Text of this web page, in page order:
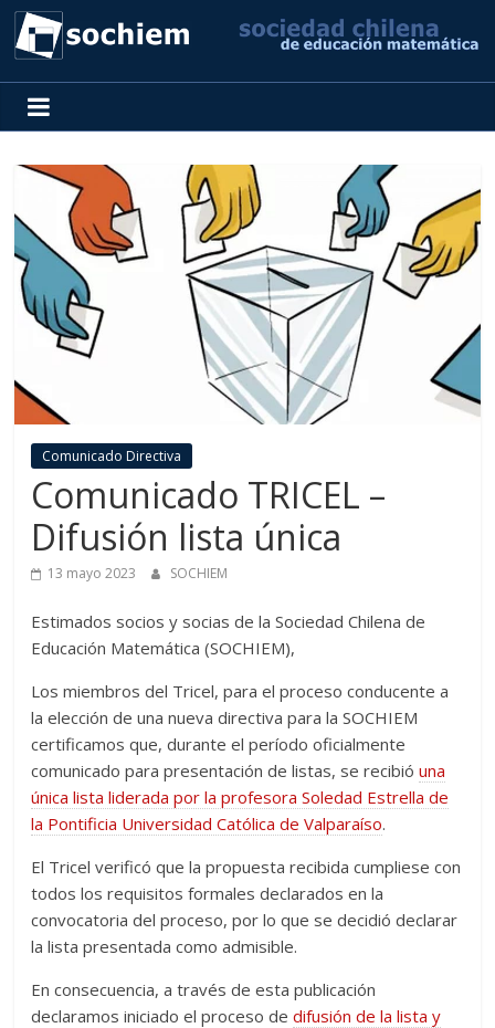
SOCHIEM
Sociedad
Chilena
Educación
Matemática
Comunicado Directiva
Comunicado TRICEL –
Difusión lista única
13 mayo 2023 SOCHIEM
Estimados socios y socias de la Sociedad Chilena de
Educación Matemática (SOCHIEM),
Los miembros del Tricel, para el proceso conducente a
la elección de una nueva directiva para la SOCHIEM
certificamos que, durante el período oficialmente
comunicado para presentación de listas, se recibióuna
única lista liderada por la profesora Soledad Estrella de
la Pontificia Universidad Católica de Valparaíso.
El Tricel verificó que la propuesta recibida cumpliese con
todos los requisitos formales declarados en la
convocatoria del proceso, por lo que se decidió declarar
la lista presentada como admisible.
En consecuencia, a través de esta publicación
declaramos iniciado el proceso dedifusión de la lista y